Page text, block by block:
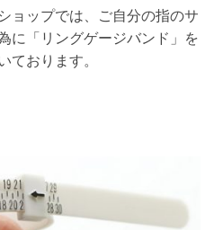
ョップでは、ご自分の指のサ
に「リングゲージバンド」を
ております。